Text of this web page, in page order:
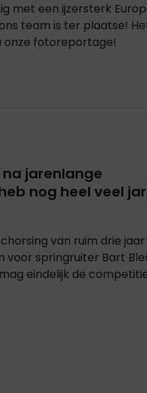
met een ijzersterk
team is ter plaatse!
onze fotoreportage!
jarenlange
nog heel veel
van ruim drie
voor springruiter Bart
eindelijk de